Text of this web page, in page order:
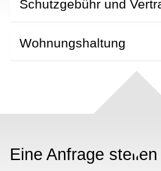
Schutzgebühr und
Wohnungshaltung
Eine Anfrage stellen